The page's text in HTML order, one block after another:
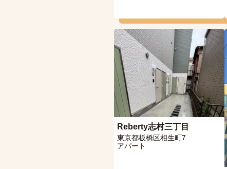
Reberty志村三丁目
東京都板橋区相生町7
アパート